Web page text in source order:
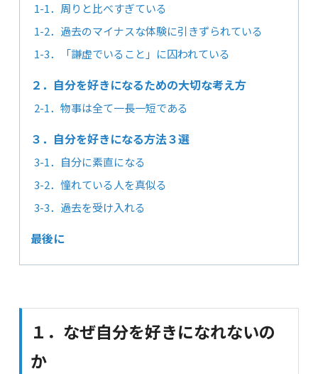
1-1．周りと比べすぎている
1-2．過去のマイナスな体験に引きずられている
1-3．「謙虚でいること」に囚われている
２．自分を好きになるための大切な考え方
2-1．物事は全て一長一短である
３．自分を好きになる方法３選
3-1．自分に素直になる
3-2．憧れている人を真似る
3-3．過去を受け入れる
最後に
１．なぜ自分を好きになれないの
か